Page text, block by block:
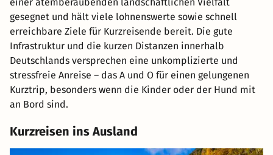
einer atemberaubenden landschaftlichen Vielfalt
gesegnet und hält viele lohnenswerte sowie schnell
erreichbare Ziele für Kurzreisende bereit. Die gute
Infrastruktur und die kurzen Distanzen innerhalb
Deutschlands versprechen eine unkomplizierte und
stressfreie Anreise – das A und O für einen gelungenen
Kurztrip, besonders wenn die Kinder oder der Hund mit
an Bord sind.
Kurzreisen ins Ausland